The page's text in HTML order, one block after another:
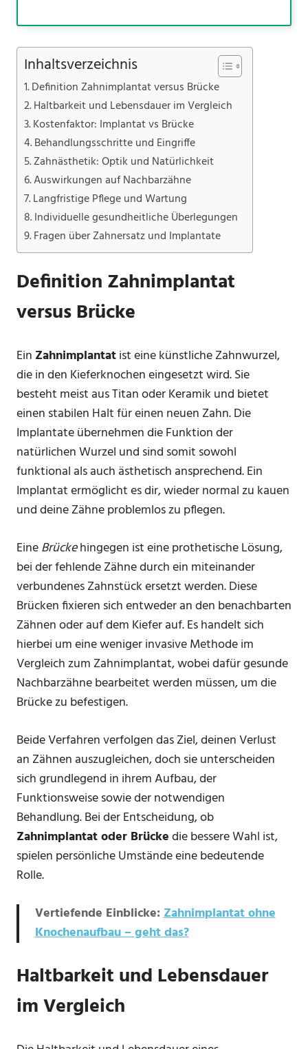
Inhaltsverzeichnis
Definition Zahnimplantat versus Brücke
Haltbarkeit und Lebensdauer im Vergleich
Kostenfaktor: Implantat vs Brücke
Behandlungsschritte und Eingriffe
Zahnästhetik: Optik und Natürlichkeit
Auswirkungen auf Nachbarzähne
Langfristige Pflege und Wartung
Individuelle gesundheitliche Überlegungen
Fragen über Zahnersatz und Implantate
Definition Zahnimplantat
versus Brücke
Ein Zahnimplantatist eine künstliche Zahnwurzel,
die in den Kieferknochen eingesetzt wird. Sie
besteht meist aus Titan oder Keramik und bietet
einen stabilen Halt für einen neuen Zahn. Die
Implantate übernehmen die Funktion der
natürlichen Wurzel und sind somit sowohl
funktional als auch ästhetisch ansprechend. Ein
Implantat ermöglicht es dir, wieder normal zu kauen
und deine Zähne problemlos zu pflegen.
EineBrückehingegen ist eine prothetische Lösung,
bei der fehlende Zähne durch ein miteinander
verbundenes Zahnstück ersetzt werden. Diese
Brücken fixieren sich entweder an den benachbarten
Zähnen oder auf dem Kiefer auf. Es handelt sich
hierbei um eine weniger invasive Methode im
Vergleich zum Zahnimplantat, wobei dafür gesunde
Nachbarzähne bearbeitet werden müssen, um die
Brücke zu befestigen.
Beide Verfahren verfolgen das Ziel, deinen Verlust
an Zähnen auszugleichen, doch sie unterscheiden
sich grundlegend in ihrem Aufbau, der
Funktionsweise sowie der notwendigen
Behandlung. Bei der Entscheidung, ob
Zahnimplantat oder Brückedie bessere Wahl ist,
spielen persönliche Umstände eine bedeutende
Rolle.
Vertiefende Einblicke:Zahnimplantat ohne
Knochenaufbau – geht das?
Haltbarkeit und Lebensdauer
im Vergleich